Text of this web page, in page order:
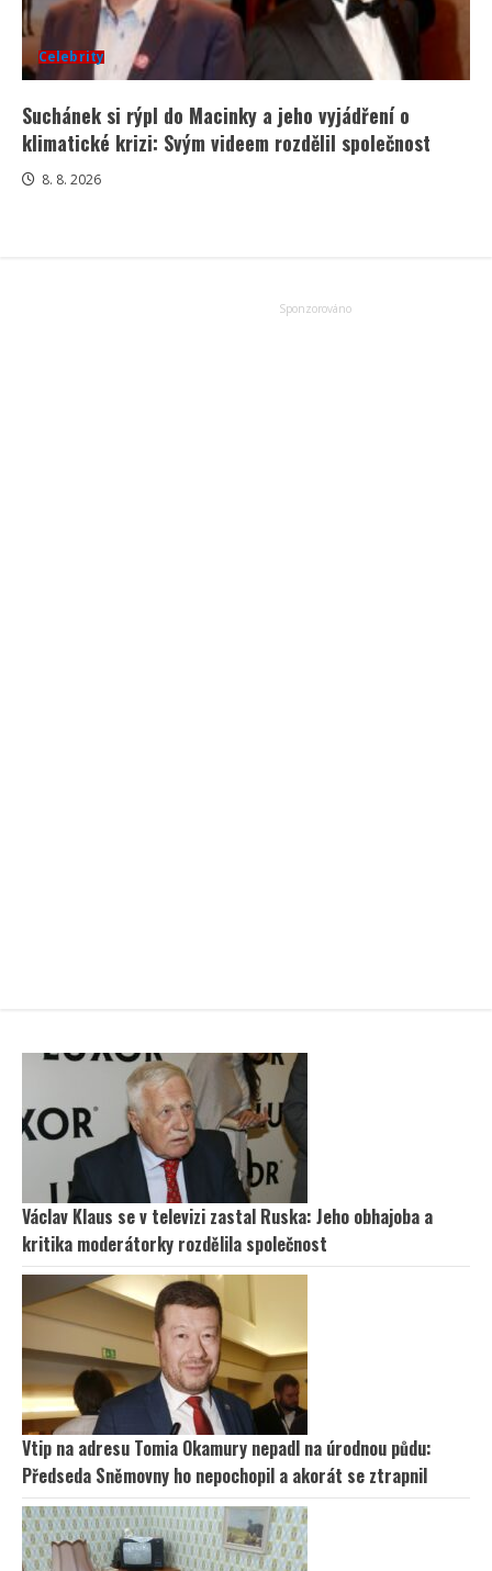
Celebrity
Suchánek si rýpl do Macinky a jeho vyjádření o
klimatické krizi: Svým videem rozdělil společnost
8. 8. 2026
Václav Klaus se v televizi zastal Ruska: Jeho obhajoba a
kritika moderátorky rozdělila společnost
Vtip na adresu Tomia Okamury nepadl na úrodnou půdu:
Předseda Sněmovny ho nepochopil a akorát se ztrapnil